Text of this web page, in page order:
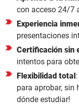
con acceso 24/7
Experiencia
presentaciones
Certificación sin
intentos para
Flexibilidad total
para aprobar, sin
dónde estudiar!